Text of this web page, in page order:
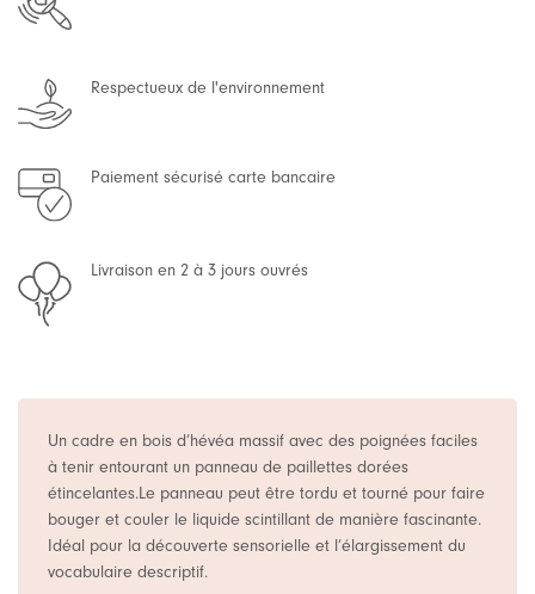
Respectueux de l'environnement
Paiement sécurisé carte bancaire
Livraison en 2 à 3 jours ouvrés
Un cadre en bois d’hévéa massif avec des poignées faciles
à tenir entourant un panneau de paillettes dorées
étincelantes.Le panneau peut être tordu et tourné pour faire
bouger et couler le liquide scintillant de manière fascinante.
Idéal pour la découverte sensorielle et l’élargissement du
vocabulaire descriptif.